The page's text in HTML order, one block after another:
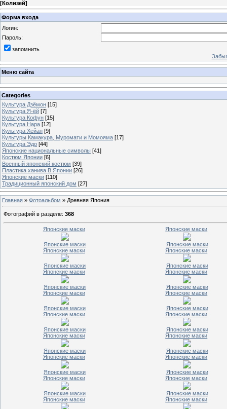
[Колизей]
Форма входа
Логин:
Пароль:
запомнить
Меню сайта
Categories
Культура Дзёмон [15]
Культура Я-ёй [7]
Культура Кофун [15]
Культура Нара [12]
Культура Хейан [9]
Культуры Камакура, Муромати и Момояма [17]
Культура Эдо [44]
Японские национальные символы [41]
Костюм Японии [6]
Военный японский костюм [39]
Пластика ханива В Японии [26]
Японские маски [110]
Традиционный японский дом [27]
Главная » Фотоальбом » Древняя Япония
Фотографий в разделе: 368
Японские маски
Японские маски
Японские маски
Японские маски
Японские маски
Японские маски
Японские маски
Японские маски
Японские маски
Японские маски
Японские маски
Японские маски
Японские маски
Японские маски
Японские маски
Японские маски
Японские маски
Японские маски
Японские маски
Японские маски
Японские маски
Японские маски
Японские маски
Японские маски
Японские маски
Японские маски
Японские маски
Японские маски
Японские маски
Японские маски
Японские маски
Японские маски
Японские маски
Японские маски